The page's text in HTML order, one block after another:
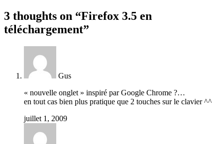
3 thoughts on “Firefox 3.5 en
téléchargement”
Gus
« nouvelle onglet » inspiré par Google Chrome ?…
en tout cas bien plus pratique que 2 touches sur le clavier ^^
juillet 1, 2009